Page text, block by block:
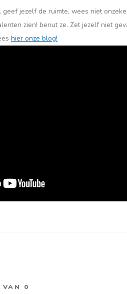
geef jezelf de ruimte, wees niet
zien! benut ze. Zet jezelf niet
hier onze blog!
VAN 0